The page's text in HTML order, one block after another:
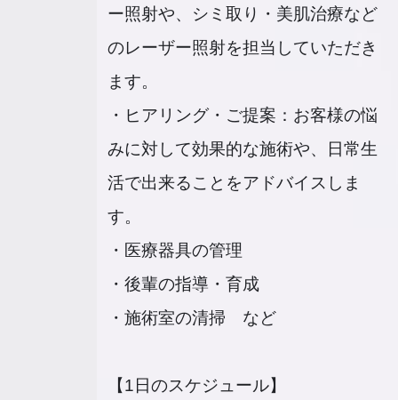
ー照射や、シミ取り・美肌治療など
のレーザー照射を担当していただき
ます。
・ヒアリング・ご提案：お客様の悩
みに対して効果的な施術や、日常生
活で出来ることをアドバイスしま
す。
・医療器具の管理
・後輩の指導・育成
・施術室の清掃 など
【1日のスケジュール】